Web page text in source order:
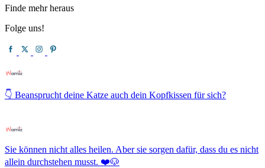
Finde mehr heraus
Folge uns!
👇 Beansprucht deine Katze auch dein Kopfkissen für sich?
Sie können nicht alles heilen. Aber sie sorgen dafür, dass du es nicht
allein durchstehen musst. ❤️🐶